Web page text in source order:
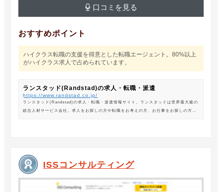
口コミを見る
おすすめポイント
ハイクラス転職の支援を得意とした転職エージェント。80%以上
がハイクラス求人で占められています。
ランスタッド(Randstad)の求人・転職・派遣
https://www.randstad.co.jp/
ランスタッド(Randstad)の求人・転職・派遣情報サイト。ランスタッドは世界最大級の
総合人材サービス会社。求人をお探しの方や転職をお考えの方、お仕事をお探しの方に
ISSコンサルティング